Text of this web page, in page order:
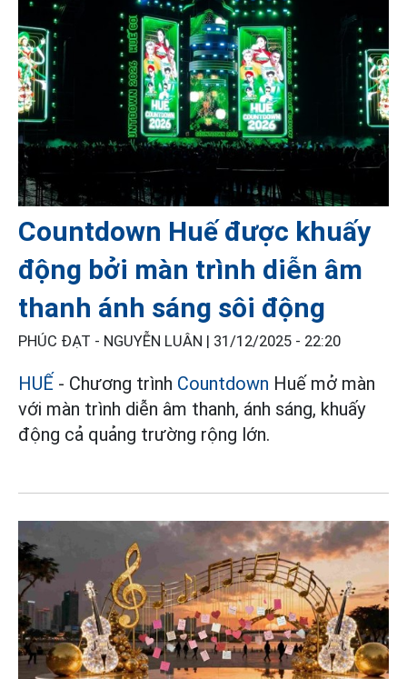
Countdown Huế được khuấy
động bởi màn trình diễn âm
thanh ánh sáng sôi động
PHÚC ĐẠT - NGUYỄN LUÂN | 31/12/2025 - 22:20
HUẾ - Chương trình Countdown Huế mở màn
với màn trình diễn âm thanh, ánh sáng, khuấy
động cả quảng trường rộng lớn.